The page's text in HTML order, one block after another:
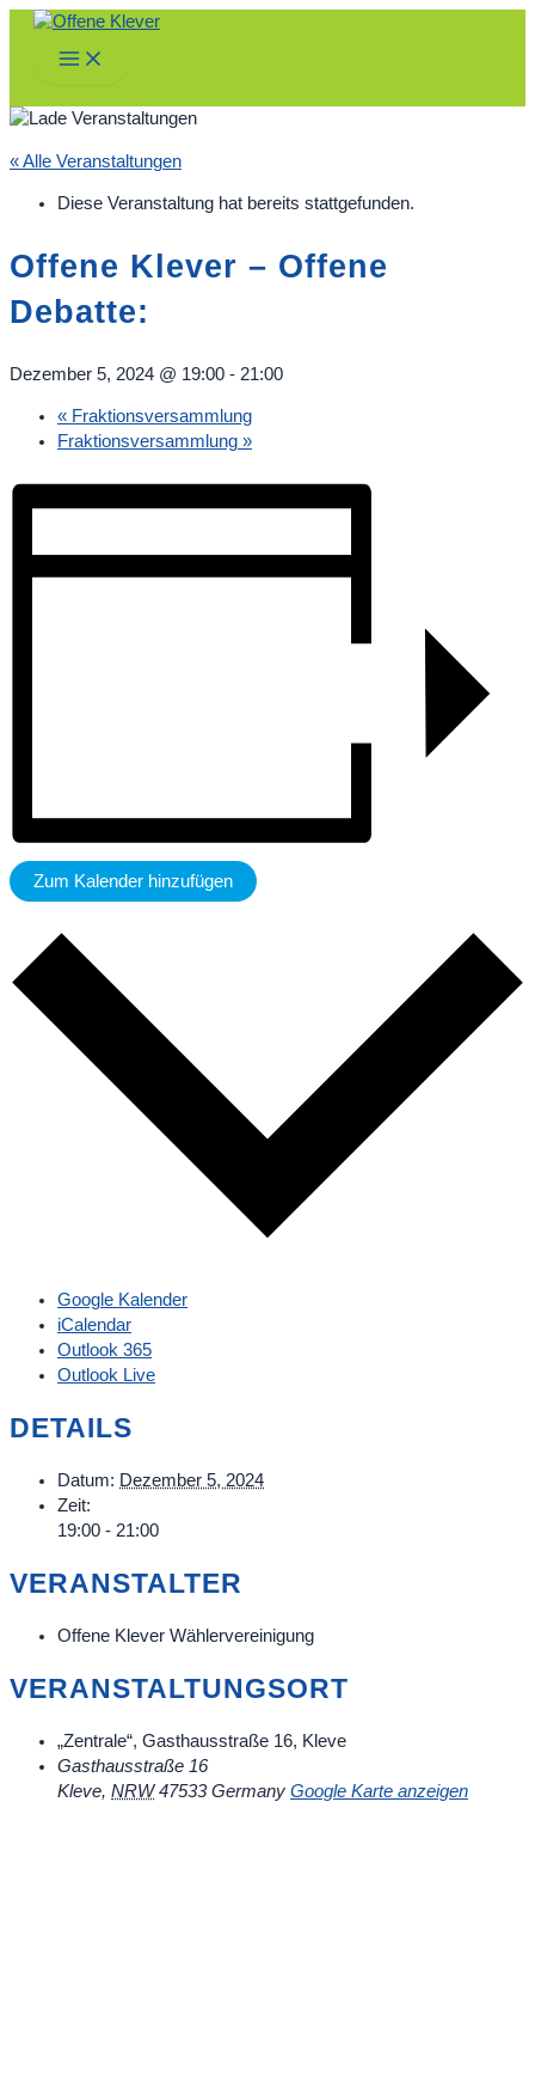
Zum
springen
Main
Menu
« Alle Veranstaltungen
Diese Veranstaltung hat bereits stattgefunden.
Offene Klever – Offene
Debatte:
Dezember 5, 2024 @ 19:00 - 21:00
« Fraktionsversammlung
Fraktionsversammlung »
Zum Kalender hinzufügen
Google Kalender
iCalendar
Outlook 365
Outlook Live
DETAILS
Datum: Dezember 5, 2024
Zeit:
19:00 - 21:00
VERANSTALTER
Offene Klever Wählervereinigung
VERANSTALTUNGSORT
„Zentrale“, Gasthausstraße 16, Kleve
Gasthausstraße 16
Kleve, NRW 47533 Germany Google Karte anzeigen